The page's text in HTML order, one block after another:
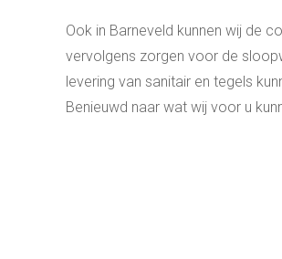
Ook in Barneveld kunnen wij de
vervolgens zorgen voor de
levering van sanitair en tegels
Benieuwd naar wat wij voor u